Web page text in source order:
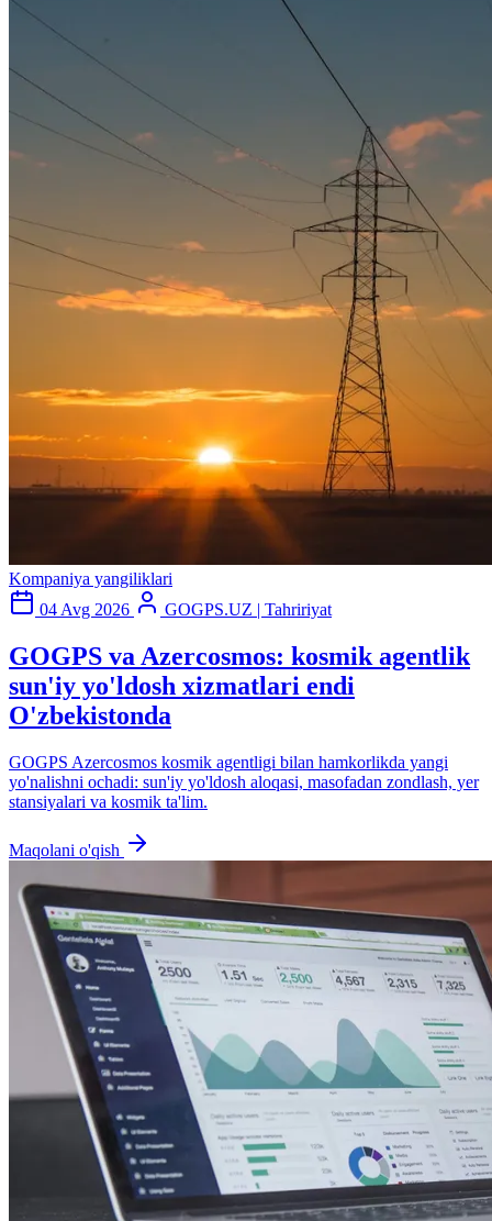
Kompaniya yangiliklari
04 Avg 2026
GOGPS.UZ | Tahririyat
GOGPS va Azercosmos: kosmik agentlik
sun'iy yo'ldosh xizmatlari endi
O'zbekistonda
GOGPS Azercosmos kosmik agentligi bilan hamkorlikda yangi
yo'nalishni ochadi: sun'iy yo'ldosh aloqasi, masofadan zondlash, yer
stansiyalari va kosmik ta'lim.
Maqolani o'qish